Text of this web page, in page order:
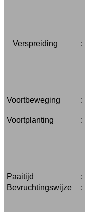
Verspreiding
:
Voortbeweging
:
Voortplanting
:
Paaitijd
:
Bevruchtingswijze
: